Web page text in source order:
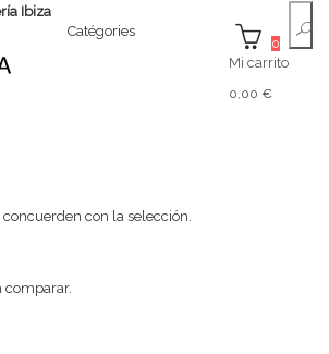
Ibiza
0
Mi carrito
0,00 €
Catégories
con la selección.
comparar.